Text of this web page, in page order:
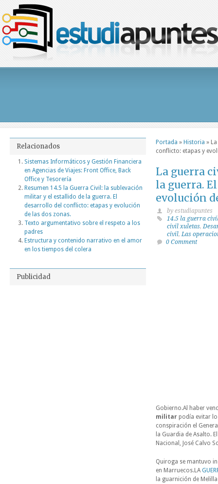
Portada » Historia »
conflicto: etapas y
La guerra
la guerra.
evolución
by estudiapuntes
14.5 la guerra
civil xuletas,
civil,Las
0 Comment
Gobierno.Al haber
militar podía evitar
conspiración el
la Guardia de Asalto.
Nacional, José Calvo
Quiroga se mantuvo
en Marruecos.LA
la guarnición de
Relacionados
Sistemas Informáticos y Gestión Financiera
en Agencias de Viajes: Front Office, Back
Office y Tesorería
Resumen 14.5 la Guerra Civil: la sublevación
militar y el estallido de la guerra. El
desarrollo del conflicto: etapas y evolución
de las dos zonas.
Texto argumentativo sobre el respeto a los
padres
Estructura y contenido narrativo en el amor
en los tiempos del colera
Publicidad